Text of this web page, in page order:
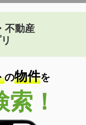
不動産
の物件を
！